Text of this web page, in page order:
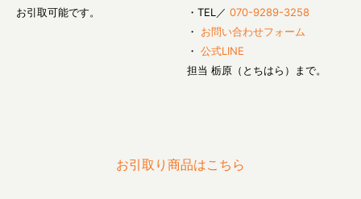
お引取可能です。
・TEL／070-9289-3258
・ お問い合わせフォーム
・公式LINE
担当 栃原（とちはら）まで。
お引取り商品はこちら